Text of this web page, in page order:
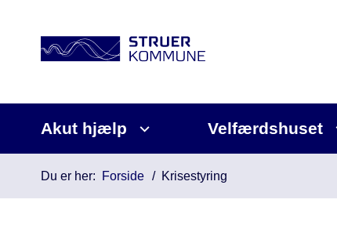
Akut hjælp Velfærdshuset
Du er her: Forside Krisestyring